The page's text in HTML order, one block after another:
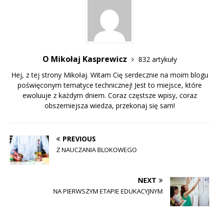
O Mikołaj Kasprewicz
832 artykuły
Hej, z tej strony Mikołaj. Witam Cię serdecznie na moim blogu
poświęconym tematyce technicznej! Jest to miejsce, które
ewoluuje z każdym dniem. Coraz częstsze wpisy, coraz
obszerniejsza wiedza, przekonaj się sam!
PREVIOUS
Z NAUCZANIA BLOKOWEGO
NEXT
NA PIERWSZYM ETAPIE EDUKACYJNYM